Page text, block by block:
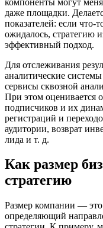
даже площадки.
показателей: если что-
ожидалось, стратегию
эффективный подход.
Для отслеживания
аналитические
сервисы сквозной
При этом оценивается
подписчиков и их
регистраций и
аудитории, возврат
лида и т. д.
Как размер
стратегию
Размер компании —
определяющий